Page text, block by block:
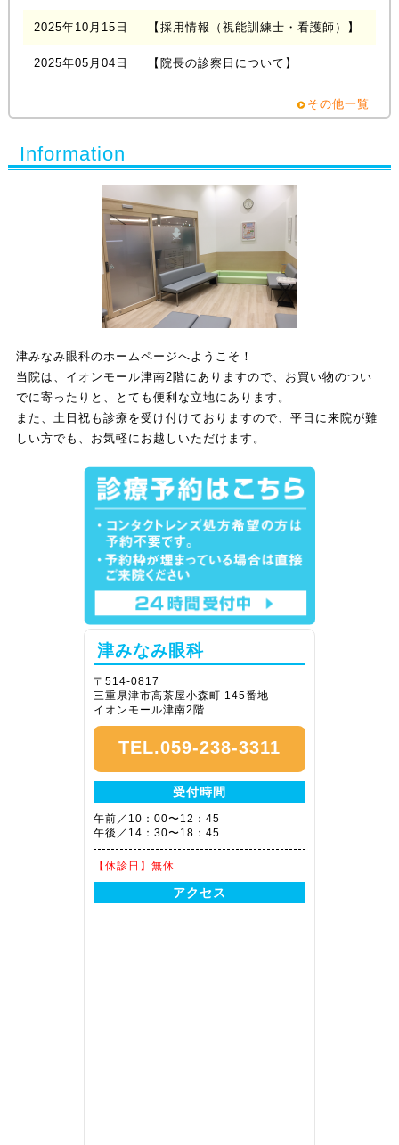
2025年10月15日 【採用情報（視能訓練士・看護師）】
2025年05月04日 【院長の診察日について】
その他一覧
Information
津みなみ眼科のホームページへようこそ！
当院は、イオンモール津南2階にありますので、お買い物のつい
でに寄ったりと、とても便利な立地にあります。
また、土日祝も診療を受け付けておりますので、平日に来院が難
しい方でも、お気軽にお越しいただけます。
津みなみ眼科
〒514-0817
三重県津市高茶屋小森町 145番地
イオンモール津南2階
TEL.059-238-3311
受付時間
午前／10：00〜12：45
午後／14：30〜18：45
【休診日】 無休
アクセス